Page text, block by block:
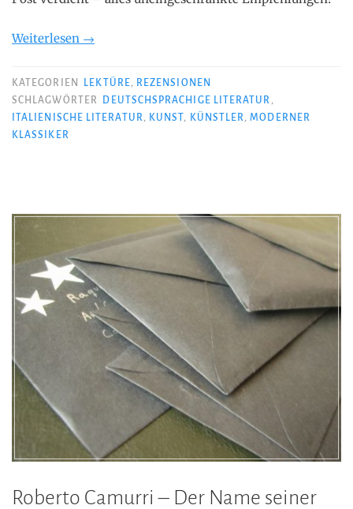
Weiterlesen „Sommerlektüre
→
KATEGORIEN LEKTÜRE, REZENSIONEN
SCHLAGWÖRTER
DEUTSCHSPRACHIGE LITERATUR ,
ITALIENISCHE LITERATUR, KUNST , KÜNSTLER,MODERNER
KLASSIKER
Roberto Camurri – Der Name seiner